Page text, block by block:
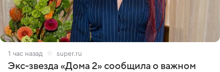
1 час назад super.ru
Экс-звезда «Дома 2» сообщила о важном